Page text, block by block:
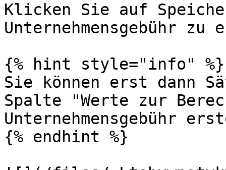
Klicken Sie auf
Unternehmensgebühr
{% hint style="info" %}
Sie können erst dann
Spalte "Werte zur
Unternehmensgebühr
{% endhint %}